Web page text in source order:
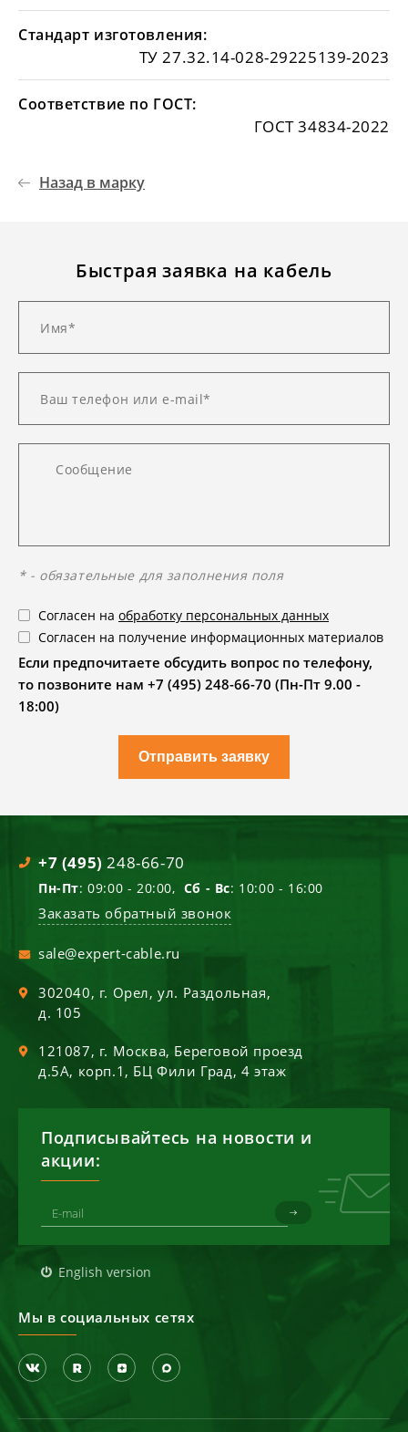
Стандарт изготовления:
ТУ 27.32.14-028-29225139-2023
Соответствие по ГОСТ:
ГОСТ 34834-2022
Назад в марку
Быстрая заявка на кабель
* - обязательные для заполнения поля
Согласен на обработку персональных данных
Согласен на получение информационных материалов
Если предпочитаете обсудить вопрос по телефону,
то позвоните нам +7 (495) 248-66-70 (Пн-Пт 9.00 -
18:00)
Отправить заявку
+7 (495) 248-66-70
Пн-Пт: 09:00 - 20:00, Сб - Вс: 10:00 - 16:00
Заказать обратный звонок
sale@expert-cable.ru
302040, г. Орел,ул. Раздольная,
д. 105
121087, г. Москва, Береговой проезд
д.5А, корп.1, БЦ Фили Град, 4 этаж
Подписывайтесь на новости и
акции:
English version
Мы в социальных сетях